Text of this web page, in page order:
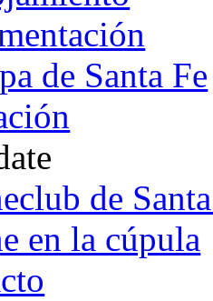
de Santa Fe
de
en la cúpula